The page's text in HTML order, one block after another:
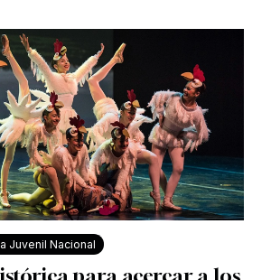
Juvenil Nacional